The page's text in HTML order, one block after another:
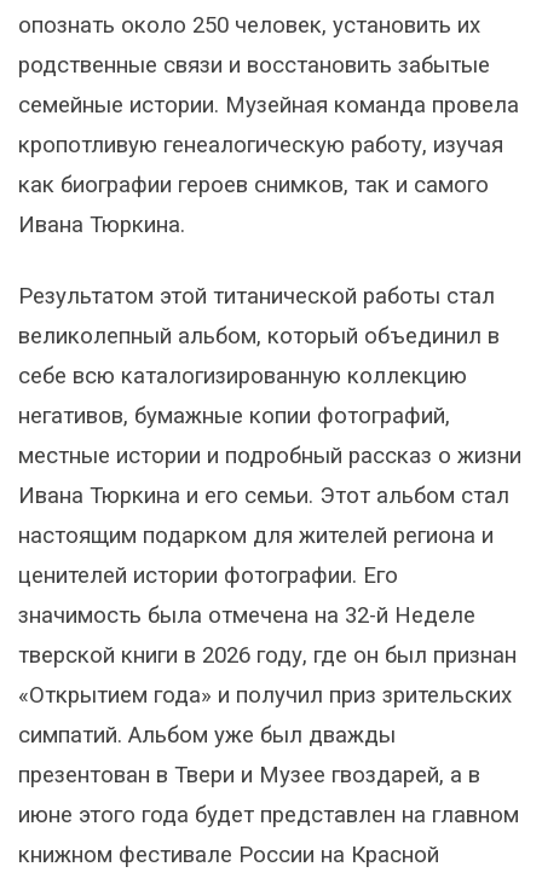
опознать около 250 человек, установить их
родственные связи и восстановить забытые
семейные истории. Музейная команда провела
кропотливую генеалогическую работу, изучая
как биографии героев снимков, так и самого
Ивана Тюркина.
Результатом этой титанической работы стал
великолепный альбом, который объединил в
себе всю каталогизированную коллекцию
негативов, бумажные копии фотографий,
местные истории и подробный рассказ о жизни
Ивана Тюркина и его семьи. Этот альбом стал
настоящим подарком для жителей региона и
ценителей истории фотографии. Его
значимость была отмечена на 32-й Неделе
тверской книги в 2026 году, где он был признан
«Открытием года» и получил приз зрительских
симпатий. Альбом уже был дважды
презентован в Твери и Музее гвоздарей, а в
июне этого года будет представлен на главном
книжном фестивале России на Красной